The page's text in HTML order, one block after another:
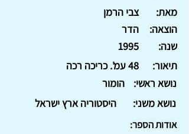
צבי הרמן
מאת:
הדר
הוצאה:
1995
שנה:
48 עמ'. כריכה רכה
תיאור:
הומור
נושא ראשי:
היסטוריה ארץ ישראל
נושא משני:
אודות הספר: